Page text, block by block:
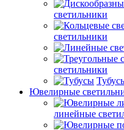
светильники
светильники
светильники
Ювелирные
линейные